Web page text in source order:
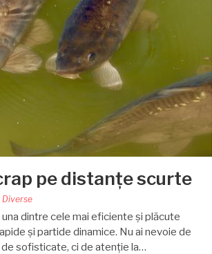
pe distanțe scurte
Diverse
dintre cele mai eficiente și plăcute
și partide dinamice. Nu ai nevoie de
sofisticate, ci de atenție la…